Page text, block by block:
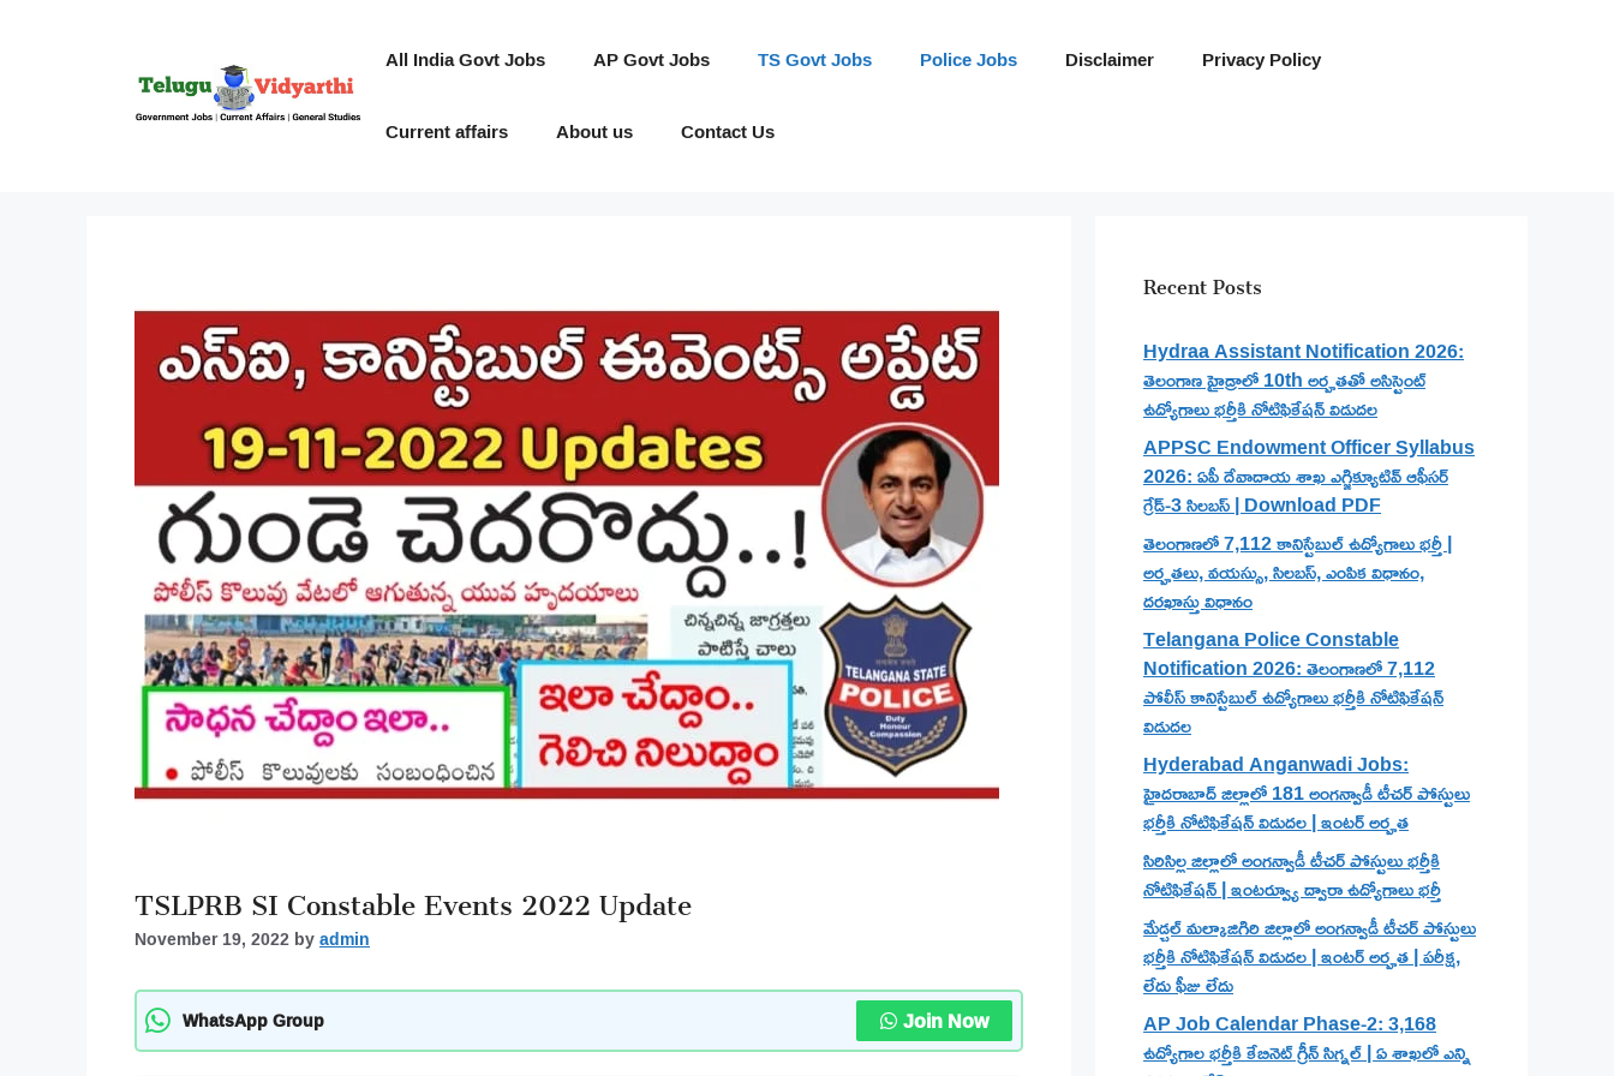
All India Govt Jobs AP Govt Jobs TS Govt Jobs Police Jobs Disclaimer Privacy Policy
Current affairs About us Contact Us
TSLPRB SI Constable Events 2022 Update
November 19, 2022byadmin
WhatsApp Group Join Now
Recent Posts
Hydraa Assistant Notification 2026:
తెలంగాణ హైడ్రాలో 10th అర్హతతో అసిస్టెంట్
ఉద్యోగాలు భర్తీకి నోటిఫికేషన్ విడుదల
APPSC Endowment Officer Syllabus
2026: ఏపీ దేవాదాయ శాఖ ఎగ్జిక్యూటివ్ ఆఫీసర్
గ్రేడ్-3 సిలబస్ | Download PDF
తెలంగాణలో 7,112 కానిస్టేబుల్ ఉద్యోగాలు భర్తీ |
అర్హతలు, వయస్సు, సిలబస్, ఎంపిక విధానం,
దరఖాస్తు విధానం
Telangana Police Constable
Notification 2026: తెలంగాణలో 7,112
పోలీస్ కానిస్టేబుల్ ఉద్యోగాలు భర్తీకి నోటిఫికేషన్
విడుదల
Hyderabad Anganwadi Jobs:
హైదరాబాద్ జిల్లాలో 181 అంగన్వాడీ టీచర్ పోస్టులు
భర్తీకి నోటిఫికేషన్ విడుదల | ఇంటర్ అర్హత
సిరిసిల్ల జిల్లాలో అంగన్వాడీ టీచర్ పోస్టులు భర్తీకి
నోటిఫికేషన్ | ఇంటర్వ్యూ ద్వారా ఉద్యోగాలు భర్తీ
మేడ్చల్ మల్కాజిగిరి జిల్లాలో అంగన్వాడీ టీచర్ పోస్టులు
భర్తీకి నోటిఫికేషన్ విడుదల | ఇంటర్ అర్హత | పరీక్ష,
లేదు ఫీజు లేదు
AP Job Calendar Phase-2: 3,168
ఉద్యోగాల భర్తీకి కేబినెట్ గ్రీన్ సిగ్నల్ | ఏ శాఖలో ఎన్ని